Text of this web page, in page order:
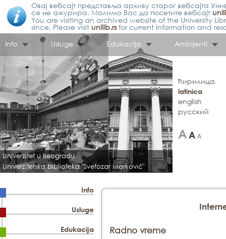
Овај вебсајт представља архиву старог вебсајта
се не ажурира. Молимо Вас да посетите вебсајт
You are visiting an archived website of the University
since. Please visit unilib.rsfor current information and
Info
Usluge Edukacija Ambijenti
Univerzitet u Beogradu
Univerzitetska biblioteka "Svetozar Marković"
ћирилица
latinica
english
русский
Info
Usluge
Edukacija
Radno vreme